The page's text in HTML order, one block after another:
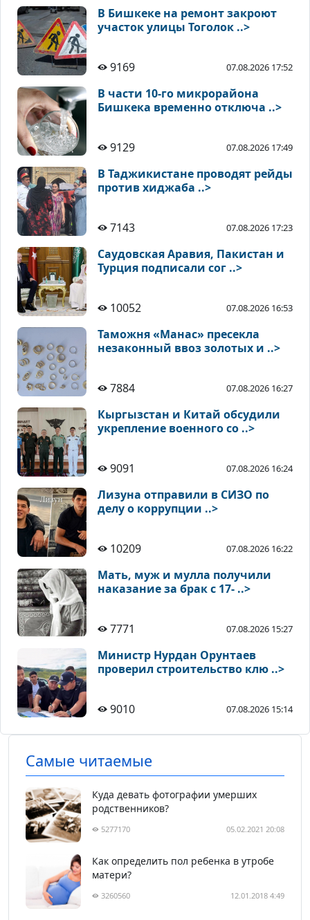
В Бишкеке на ремонт закроют
участок улицы Тоголок ..>
9169 07.08.2026 17:52
В части 10-го микрорайона
Бишкека временно отключа ..>
9129 07.08.2026 17:49
В Таджикистане проводят рейды
против хиджаба ..>
7143 07.08.2026 17:23
Саудовская Аравия, Пакистан и
Турция подписали сог ..>
10052 07.08.2026 16:53
Таможня «Манас» пресекла
незаконный ввоз золотых и ..>
7884 07.08.2026 16:27
Кыргызстан и Китай обсудили
укрепление военного со ..>
9091 07.08.2026 16:24
Лизуна отправили в СИЗО по
делу о коррупции ..>
10209 07.08.2026 16:22
Мать, муж и мулла получили
наказание за брак с 17- ..>
7771 07.08.2026 15:27
Министр Нурдан Орунтаев
проверил строительство клю ..>
9010 07.08.2026 15:14
Самые читаемые
Куда девать фотографии умерших
родственников?
5277170 05.02.2021 20:08
Как определить пол ребенка в утробе
матери?
3260560 12.01.2018 4:49